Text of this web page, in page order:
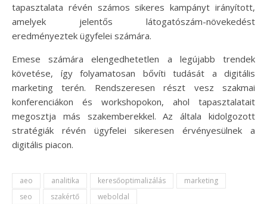
tapasztalata révén számos sikeres kampányt irányított,
amelyek jelentős látogatószám-növekedést
eredményeztek ügyfelei számára.
Emese számára elengedhetetlen a legújabb trendek
követése, így folyamatosan bővíti tudását a digitális
marketing terén. Rendszeresen részt vesz szakmai
konferenciákon és workshopokon, ahol tapasztalatait
megosztja más szakemberekkel. Az általa kidolgozott
stratégiák révén ügyfelei sikeresen érvényesülnek a
digitális piacon.
aeo analitika keresőoptimalizálás
marketing
seo
szakértő weboldal